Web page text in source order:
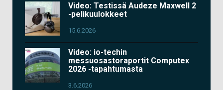
Video: Testissä Audeze Maxwell 2
-pelikuulokkeet
15.6.2026
Video: io-techin
messuosastoraportit Computex
2026 -tapahtumasta
3.6.2026